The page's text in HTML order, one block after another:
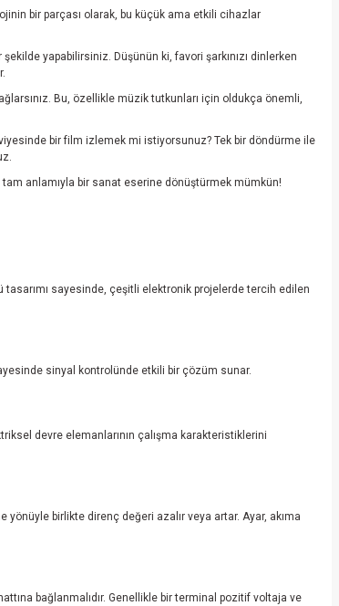
bir parçası olarak, bu küçük ama etkili cihazlar
yapabilirsiniz. Düşünün ki, favori şarkınızı dinlerken
Bu, özellikle müzik tutkunları için oldukça önemli,
bir film izlemek mi istiyorsunuz? Tek bir döndürme ile
anlamıyla bir sanat eserine dönüştürmek mümkün!
tasarımı sayesinde, çeşitli elektronik projelerde tercih edilen
sinyal kontrolünde etkili bir çözüm sunar.
devre elemanlarının çalışma karakteristiklerini
birlikte direnç değeri azalır veya artar. Ayar, akıma
bağlanmalıdır. Genellikle bir terminal pozitif voltaja ve